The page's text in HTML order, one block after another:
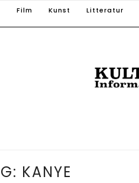
Film Kunst Litteratur
KANYE